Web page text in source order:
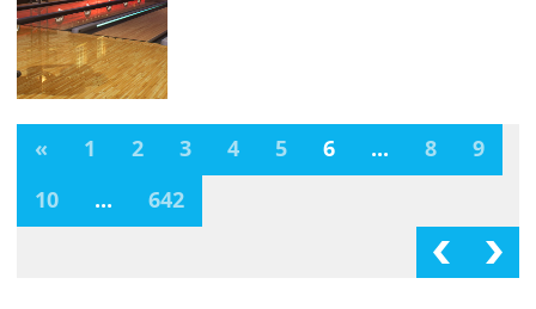
« 1 2 3 4 5 6 ... 8
9
10
... 642